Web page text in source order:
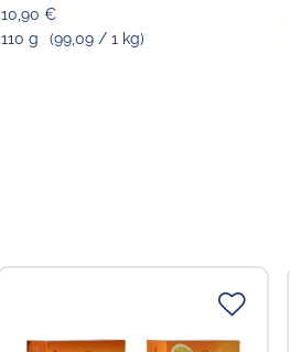
10,90 €
110 g
(99,09 / 1 kg)